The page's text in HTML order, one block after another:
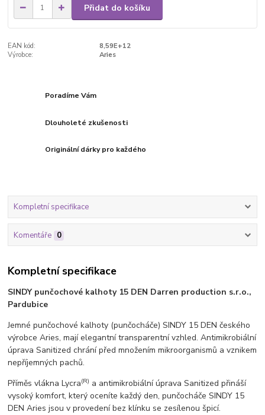
Přidat do košíku
EAN kód:
8,59E+12
Výrobce:
Aries
Poradíme Vám
Dlouholeté zkušenosti
Originální dárky pro každého
Kompletní specifikace
Komentáře 0
Kompletní specifikace
SINDY punčochové kalhoty 15 DEN Darren production s.r.o.,
Pardubice
Jemné punčochové kalhoty (punčocháče) SINDY 15 DEN českého
výrobce Aries, mají elegantní transparentní vzhled. Antimikrobiální
úprava Sanitized chrání před množením mikroorganismů a vznikem
nepříjemných pachů.
Příměs vlákna Lycra(R) a antimikrobiální úprava Sanitized přináší
vysoký komfort, který oceníte každý den, punčocháče SINDY 15
DEN Aries jsou v provedení bez klínku se zesílenou špicí.